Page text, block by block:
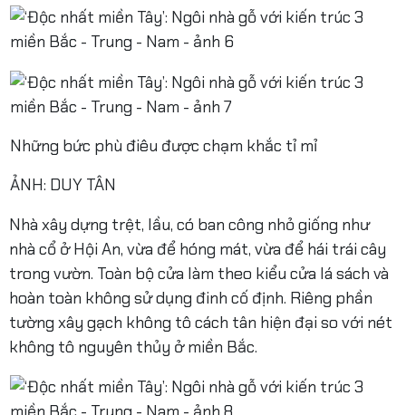
Những bức phù điêu được chạm khắc tỉ mỉ
ẢNH: DUY TÂN
Nhà xây dựng trệt, lầu, có ban công nhỏ giống như
nhà cổ ở Hội An, vừa để hóng mát, vừa để hái trái cây
trong vườn. Toàn bộ cửa làm theo kiểu cửa lá sách và
hoàn toàn không sử dụng đinh cố định. Riêng phần
tường xây gạch không tô cách tân hiện đại so với nét
không tô nguyên thủy ở miền Bắc.